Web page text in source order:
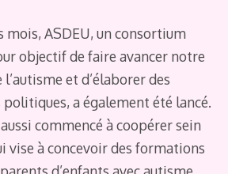
mois, ASDEU, un consortium
objectif de faire avancer notre
et d’élaborer des
a également été lancé.
commencé à coopérer sein
vise à concevoir des formations